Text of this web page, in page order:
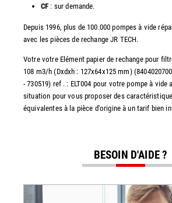
CF : sur demande.
Depuis 1996, plus de 100.000 pompes à vide
avec les pièces de rechange JR TECH.
Votre votre Elément papier de rechange pour
108 m3/h (Dxdxh : 127x64x125 mm)
- 730519) ref . : ELT004 pour votre pompe à vide
situation pour vous proposer des
équivalentes à la pièce d'origine à un tarif bien
BESOIN D'AIDE ?